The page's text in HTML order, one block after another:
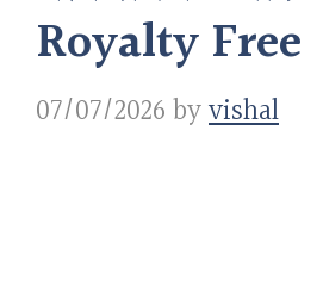
Royalty Free
07/07/2026byvishal